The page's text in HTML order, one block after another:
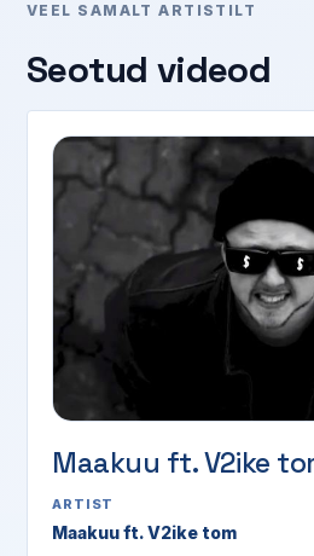
VEEL SAMALT ARTISTILT
Seotud videod
Maakuu ft. V2ike
ARTIST
Maakuu ft. V2ike tom